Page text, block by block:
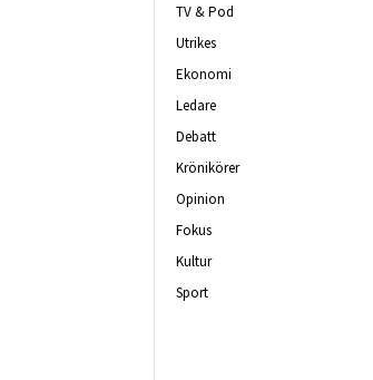
TV & Pod
Utrikes
Ekonomi
Ledare
Debatt
Krönikörer
Opinion
Fokus
Kultur
Sport